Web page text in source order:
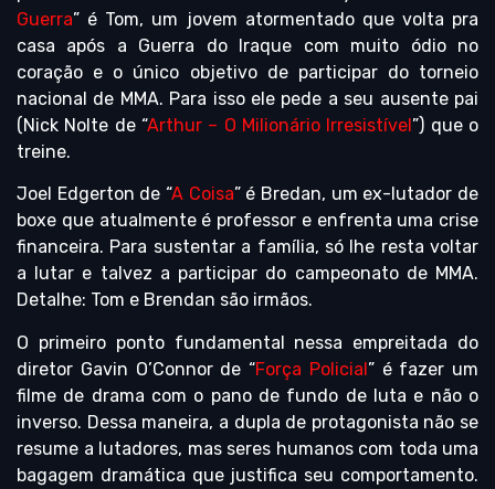
Guerra” é Tom, um jovem atormentado que volta pra
casa após a Guerra do Iraque com muito ódio no
coração e o único objetivo de participar do torneio
nacional de MMA. Para isso ele pede a seu ausente pai
(Nick Nolte de “Arthur – O Milionário Irresistível”) que o
treine.
Joel Edgerton de “A Coisa” é Bredan, um ex-lutador de
boxe que atualmente é professor e enfrenta uma crise
financeira. Para sustentar a família, só lhe resta voltar
a lutar e talvez a participar do campeonato de MMA.
Detalhe: Tom e Brendan são irmãos.
O primeiro ponto fundamental nessa empreitada do
diretor Gavin O’Connor de “Força Policial” é fazer um
filme de drama com o pano de fundo de luta e não o
inverso. Dessa maneira, a dupla de protagonista não se
resume a lutadores, mas seres humanos com toda uma
bagagem dramática que justifica seu comportamento.